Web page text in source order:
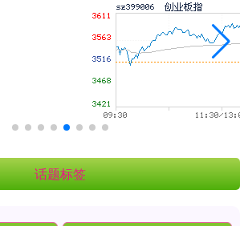
话题标签